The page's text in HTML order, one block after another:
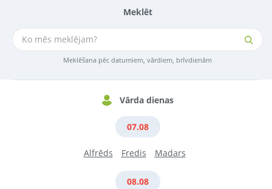
Meklēt
Meklēšana pēc datumiem, vārdiem, brīvdienām
Vārda dienas
07.08
Alfrēds Fredis Madars
08.08